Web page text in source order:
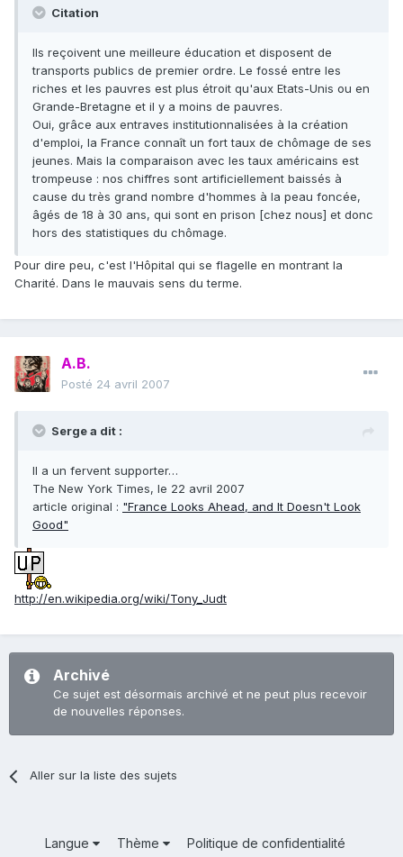
Citation
Ils reçoivent une meilleure éducation et disposent de
transports publics de premier ordre. Le fossé entre les
riches et les pauvres est plus étroit qu'aux Etats-Unis ou en
Grande-Bretagne et il y a moins de pauvres.
Oui, grâce aux entraves institutionnalisées à la création
d'emploi, la France connaît un fort taux de chômage de ses
jeunes. Mais la comparaison avec les taux américains est
trompeuse : nos chiffres sont artificiellement baissés à
cause du très grand nombre d'hommes à la peau foncée,
âgés de 18 à 30 ans, qui sont en prison [chez nous] et donc
hors des statistiques du chômage.
Pour dire peu, c'est l'Hôpital qui se flagelle en montrant la
Charité. Dans le mauvais sens du terme.
A.B.
Posté 24 avril 2007
Serge a dit :
Il a un fervent supporter…
The New York Times, le 22 avril 2007
article original : "France Looks Ahead, and It Doesn't Look
Good"
http://en.wikipedia.org/wiki/Tony_Judt
Archivé
Ce sujet est désormais archivé et ne peut plus recevoir
de nouvelles réponses.
Aller sur la liste des sujets
Langue Thème
Politique de confidentialité